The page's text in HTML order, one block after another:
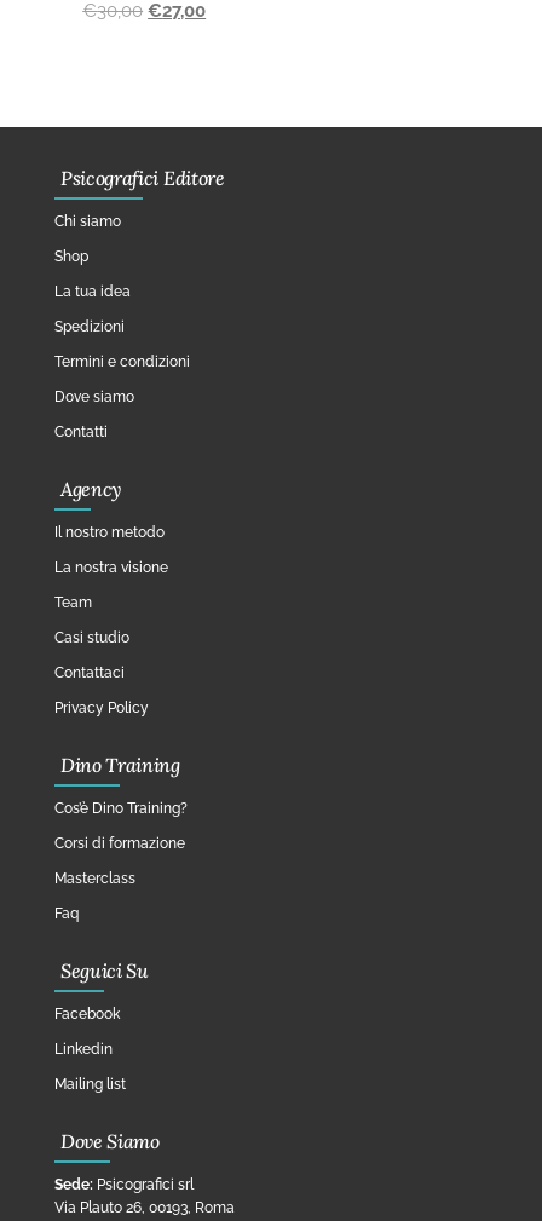
€30,00 €27,00
Psicografici Editore
Chi siamo
Shop
La tua idea
Spedizioni
Termini e condizioni
Dove siamo
Contatti
Agency
Il nostro metodo
La nostra visione
Team
Casi studio
Contattaci
Privacy Policy
Dino Training
Cos’è Dino Training?
Corsi di formazione
Masterclass
Faq
Seguici Su
Facebook
Linkedin
Mailing list
Dove Siamo
Sede: Psicografici srl
Via Plauto 26, 00193, Roma